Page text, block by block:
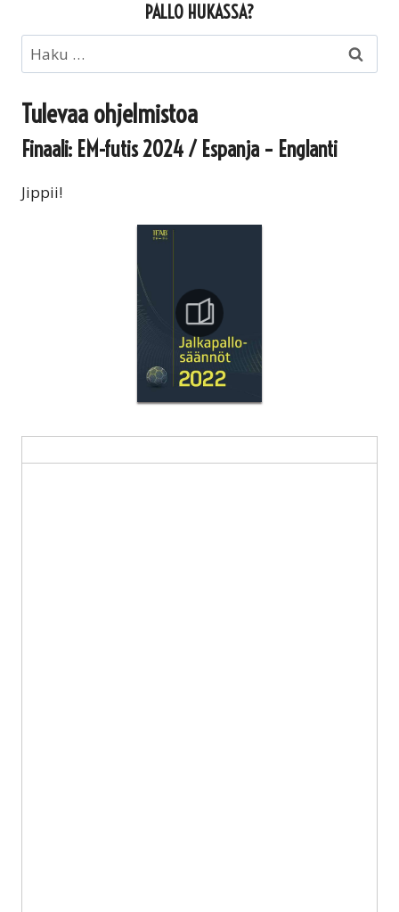
PALLO HUKASSA?
Haku:
Tulevaa ohjelmistoa
Finaali: EM-futis 2024 / Espanja – Englanti
Jippii!